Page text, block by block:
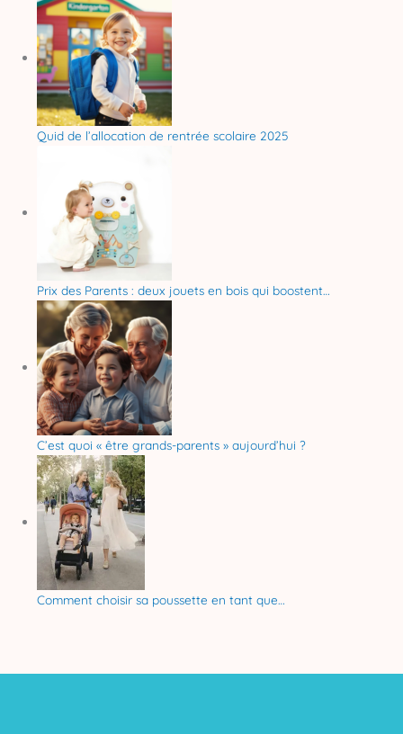
Quid de l’allocation de rentrée scolaire 2025
Prix des Parents : deux jouets en bois qui boostent…
C’est quoi « être grands-parents » aujourd’hui ?
Comment choisir sa poussette en tant que…